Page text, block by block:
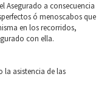
Asegurado a consecuencia
ó menoscabos que
en los recorridos,
con ella.
la asistencia de las